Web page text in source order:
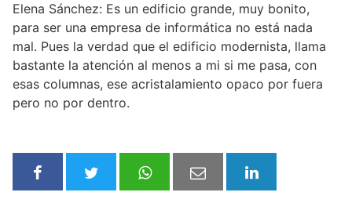
Elena Sánchez: Es un edificio grande, muy bonito,
para ser una empresa de informática no está nada
mal. Pues la verdad que el edificio modernista, llama
bastante la atención al menos a mi si me pasa, con
esas columnas, ese acristalamiento opaco por fuera
pero no por dentro.